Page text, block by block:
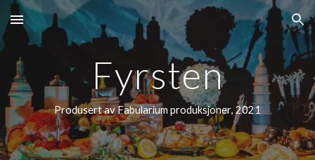
Skip to main content Skip to navigation
Fyrsten
Produsert av Fabularium produksjoner, 2021